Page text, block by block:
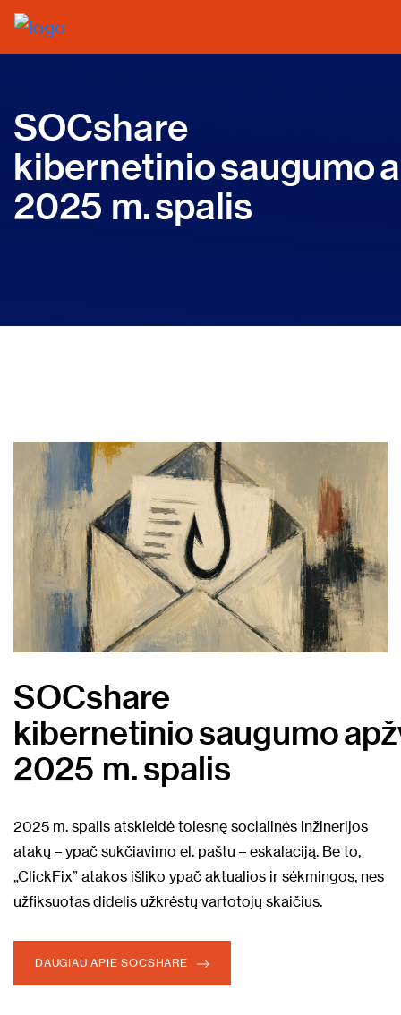
SOCshare
kibernetinio saugumo
2025 m. spalis
SOCshare
kibernetinio saugumo
2025 m. spalis
2025 m. spalis atskleidė tolesnę socialinės inžinerijos
atakų – ypač sukčiavimo el. paštu – eskalaciją. Be to,
„ClickFix” atakos išliko ypač aktualios ir sėkmingos, nes
užfiksuotas didelis užkrėstų vartotojų skaičius.
DAUGIAU APIE SOCSHARE